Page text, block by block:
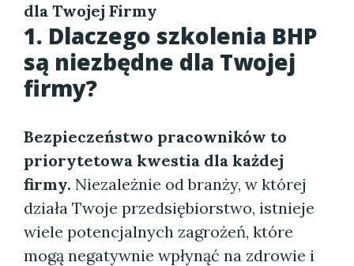
dla Twojej Firmy
1. Dlaczego szkolenia BHP
są niezbędne dla Twojej
firmy?
Bezpieczeństwo pracowników to
priorytetowa kwestia dla każdej
firmy. Niezależnie od branży, w której
działa Twoje przedsiębiorstwo, istnieje
wiele potencjalnych zagrożeń, które
mogą negatywnie wpłynąć na zdrowie i